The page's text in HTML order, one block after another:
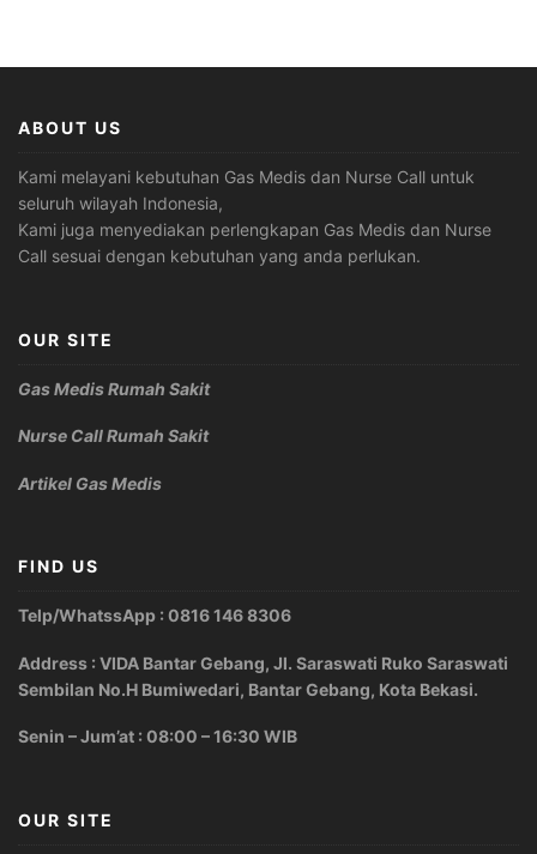
ABOUT US
Kami melayani kebutuhan Gas Medis dan Nurse Call untuk
seluruh wilayah Indonesia,
Kami juga menyediakan perlengkapan Gas Medis dan Nurse
Call sesuai dengan kebutuhan yang anda perlukan.
OUR SITE
Gas Medis Rumah Sakit
Nurse Call Rumah Sakit
Artikel Gas Medis
FIND US
Telp/WhatssApp : 0816 146 8306
Address : VIDA Bantar Gebang, Jl. Saraswati Ruko Saraswati
Sembilan No.H Bumiwedari, Bantar Gebang, Kota Bekasi.
Senin – Jum’at : 08:00 – 16:30 WIB
OUR SITE